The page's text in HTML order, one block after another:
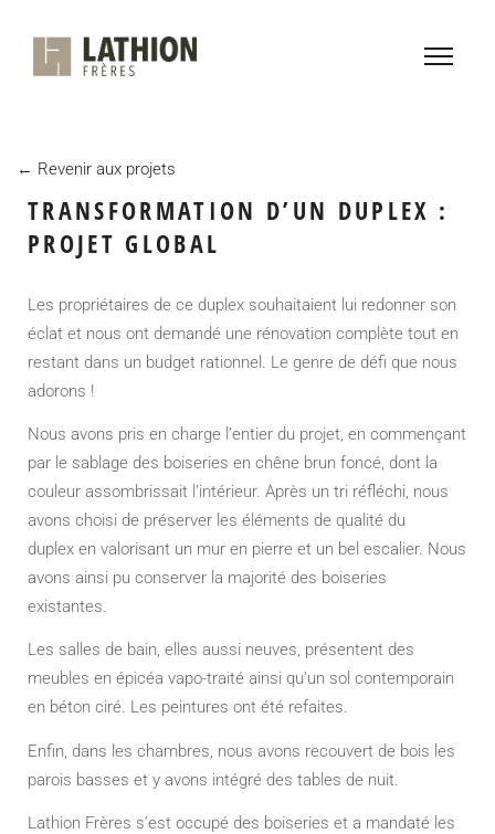
← Revenir aux projets
TRANSFORMATION D’UN DUPLEX :
PROJET GLOBAL
Les propriétaires de ce duplex souhaitaient lui redonner son
éclat et nous ont demandé une rénovation complète tout en
restant dans un budget rationnel. Le genre de défi que nous
adorons !
Nous avons pris en charge l’entier du projet, en commençant
par le sablage des boiseries en chêne brun foncé, dont la
couleur assombrissait l’intérieur. Après un tri réfléchi, nous
avons choisi de préserver les éléments de qualité du
duplex en valorisant un mur en pierre et un bel escalier. Nous
avons ainsi pu conserver la majorité des boiseries
existantes.
Les salles de bain, elles aussi neuves, présentent des
meubles en épicéa vapo-traité ainsi qu’un sol contemporain
en béton ciré. Les peintures ont été refaites.
Enfin, dans les chambres, nous avons recouvert de bois les
parois basses et y avons intégré des tables de nuit.
Lathion Frères s’est occupé des boiseries et a mandaté les